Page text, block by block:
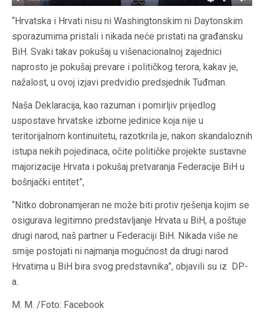
“Hrvatska i Hrvati nisu ni Washingtonskim ni Daytonskim
sporazumima pristali i nikada neće pristati na građansku
BiH. Svaki takav pokušaj u višenacionalnoj zajednici
naprosto je pokušaj prevare i političkog terora, kakav je,
nažalost, u ovoj izjavi predvidio predsjednik Tuđman.
Naša Deklaracija, kao razuman i pomirljiv prijedlog
uspostave hrvatske izborne jedinice koja nije u
teritorijalnom kontinuitetu, razotkrila je, nakon skandaloznih
istupa nekih pojedinaca, očite političke projekte sustavne
majorizacije Hrvata i pokušaj pretvaranja Federacije BiH u
bošnjački entitet”,
“Nitko dobronamjeran ne može biti protiv rješenja kojim se
osigurava legitimno predstavljanje Hrvata u BiH, a poštuje
drugi narod, naš partner u Federaciji BiH. Nikada više ne
smije postojati ni najmanja mogućnost da drugi narod
Hrvatima u BiH bira svog predstavnika”, objavili su iz DP-
a.
M. M. /Foto: Facebook